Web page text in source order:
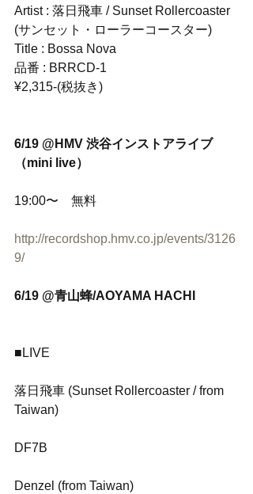
Artist : 落日飛車 / Sunset Rollercoaster
(サンセット・ローラーコースター)
Title : Bossa Nova
品番 : BRRCD-1
¥2,315-(税抜き)
6/19 @HMV 渋谷インストアライブ
（mini live）
19:00〜　無料
http://recordshop.hmv.co.jp/events/3126
9/
6/19 @青山蜂/AOYAMA HACHI
■LIVE
落日飛車 (Sunset Rollercoaster / from
Taiwan)
DF7B
Denzel (from Taiwan)